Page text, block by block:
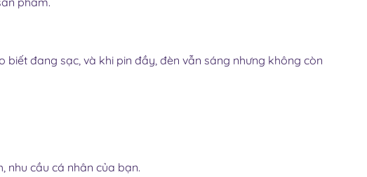
đang sạc, và khi pin đầy, đèn vẫn sáng nhưng không còn
nhu cầu cá nhân của bạn.